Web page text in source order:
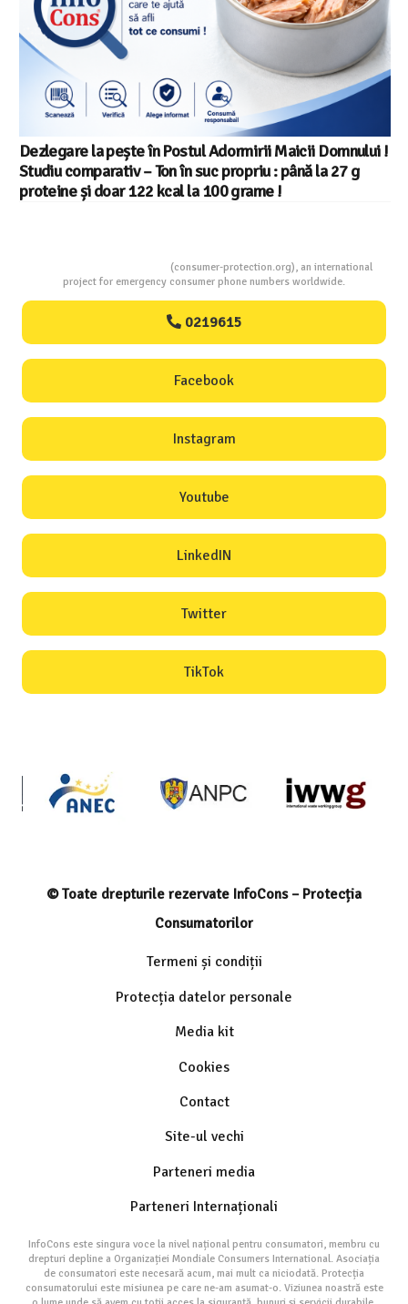
Salariul minim in Europa in 2026 – Romania pe locul 20
din 22 in UE
(consumer-protection.org), an international
project for emergency consumer phone numbers worldwide.
0219615
Facebook
Instagram
Youtube
LinkedIN
Twitter
TikTok
© Toate drepturile rezervate InfoCons – Protecția
Consumatorilor
Termeni și condiții
Protecția datelor personale
Media kit
Cookies
Contact
Site-ul vechi
Parteneri media
Parteneri Internaționali
InfoCons este singura voce la nivel național pentru consumatori, membru cu
drepturi depline a Organizației Mondiale Consumers International. Asociația
de consumatori este necesară acum, mai mult ca niciodată. Protecția
consumatorului este misiunea pe care ne-am asumat-o. Viziunea noastră este